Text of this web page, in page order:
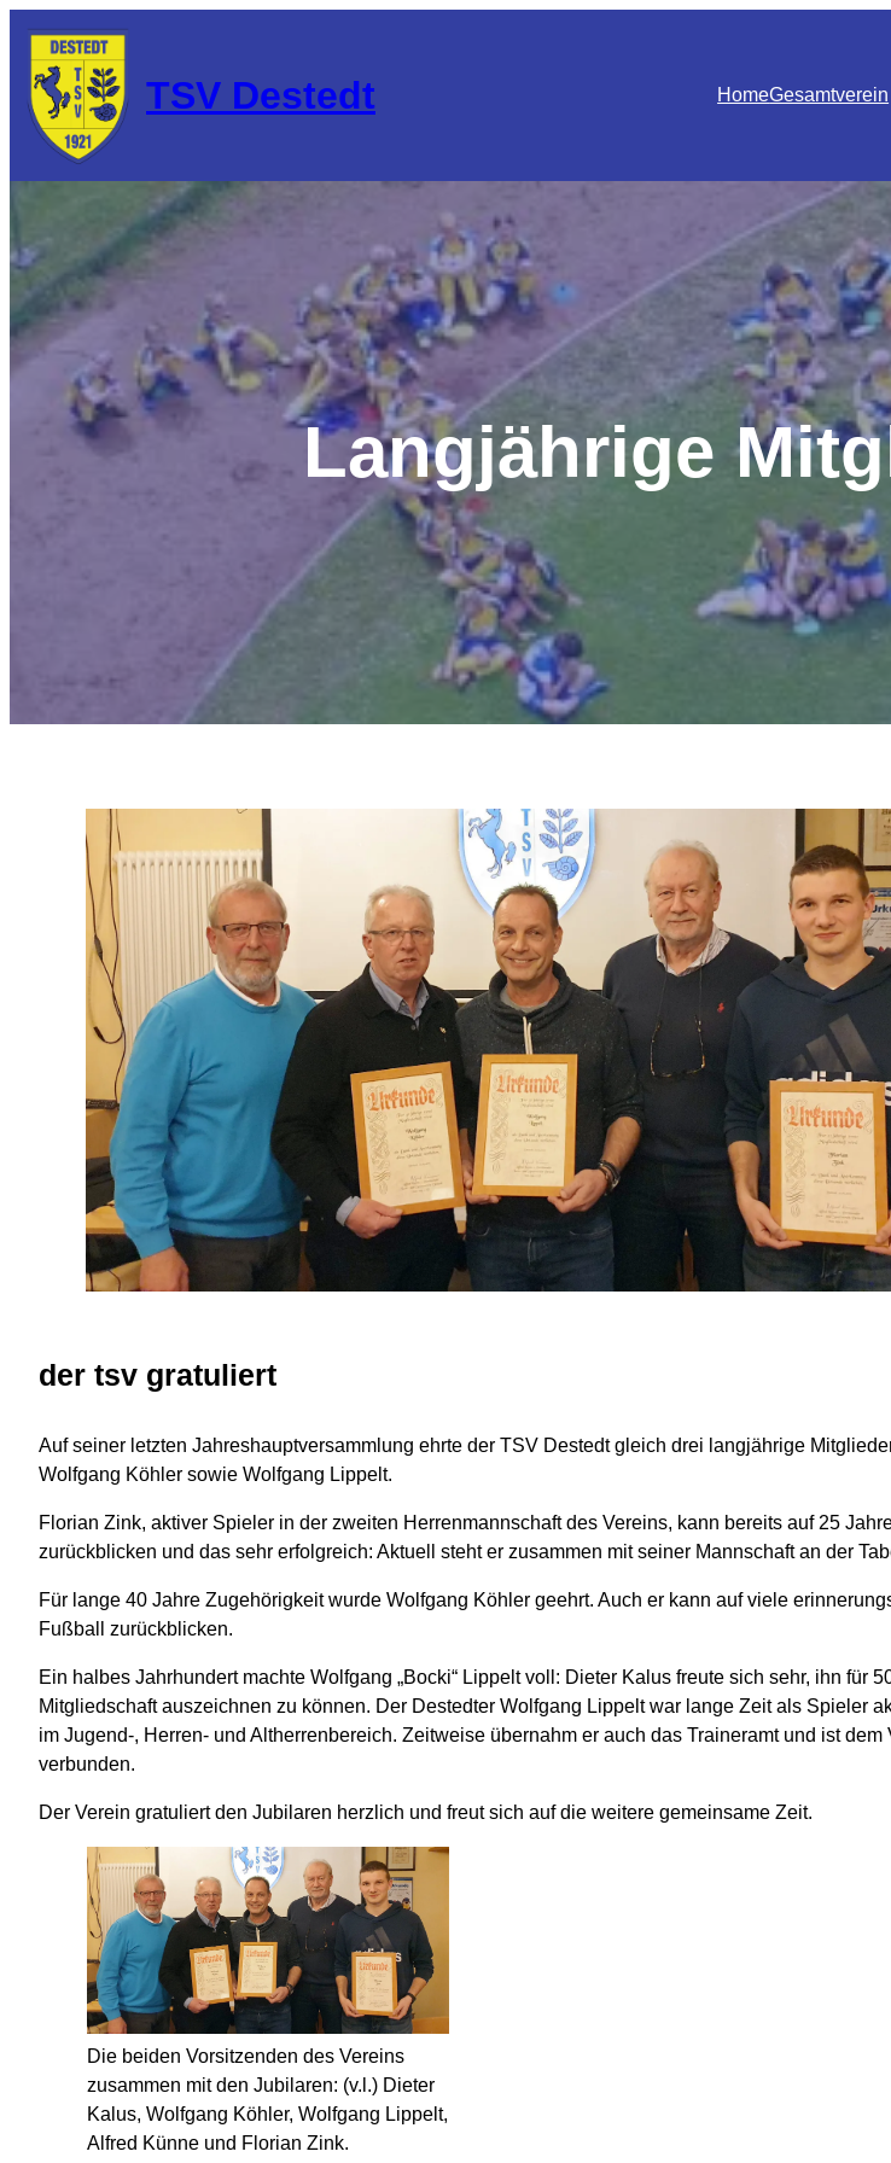
Inhalt
springen
TSV Destedt HomeGesamtverein
Langjährige
der tsv gratuliert
Auf seiner letzten Jahreshauptversammlung ehrte der TSV Destedt gleich drei langjährige
Wolfgang Köhler sowie Wolfgang Lippelt.
Florian Zink, aktiver Spieler in der zweiten Herrenmannschaft des Vereins, kann bereits auf 25
zurückblicken und das sehr erfolgreich: Aktuell steht er zusammen mit seiner Mannschaft an der
Für lange 40 Jahre Zugehörigkeit wurde Wolfgang Köhler geehrt. Auch er kann auf viele
Fußball zurückblicken.
Ein halbes Jahrhundert machte Wolfgang „Bocki“ Lippelt voll: Dieter Kalus freute sich sehr, ihn für
Mitgliedschaft auszeichnen zu können. Der Destedter Wolfgang Lippelt war lange Zeit als Spieler
im Jugend-, Herren- und Altherrenbereich. Zeitweise übernahm er auch das Traineramt und ist dem
verbunden.
Der Verein gratuliert den Jubilaren herzlich und freut sich auf die weitere gemeinsame Zeit.
Die beiden Vorsitzenden des Vereins
zusammen mit den Jubilaren: (v.l.) Dieter
Kalus, Wolfgang Köhler, Wolfgang Lippelt,
Alfred Künne und Florian Zink.